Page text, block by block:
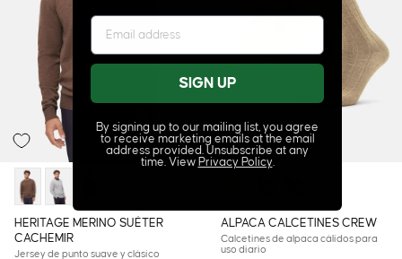
HERITAGE MERINO SUÉTER
CACHEMIR
Jersey de punto suave y clásico
ALPACA CALCETINES CREW
Calcetines de alpaca cálidos para
uso diario
SIGN UP
By signing up to our mailing list, you agree
to receive marketing emails at the email
address provided. Unsubscribe at any
time. View Privacy Policy.